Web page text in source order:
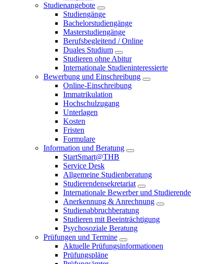
Studienangebote
Studiengänge
Bachelorstudiengänge
Masterstudiengänge
Berufsbegleitend / Online
Duales Studium
Studieren ohne Abitur
Internationale Studieninteressierte
Bewerbung und Einschreibung
Online-Einschreibung
Immatrikulation
Hochschulzugang
Unterlagen
Kosten
Fristen
Formulare
Information und Beratung
StartSmart@THB
Service Desk
Allgemeine Studienberatung
Studierendensekretariat
Internationale Bewerber und Studierende
Anerkennung & Anrechnung
Studienabbruchberatung
Studieren mit Beeinträchtigung
Psychosoziale Beratung
Prüfungen und Termine
Aktuelle Prüfungsinformationen
Prüfungspläne